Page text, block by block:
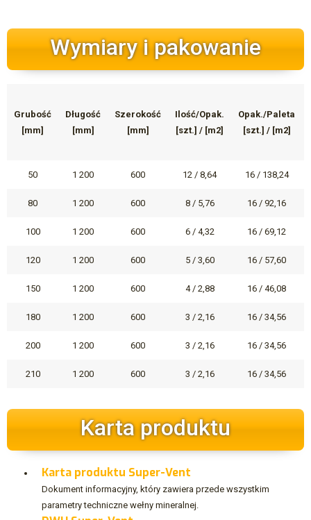
Wymiary i pakowanie
Grubość
[mm]
Długość
[mm]
Szerokość
[mm]
Ilość/Opak.
[szt.] / [m2]
Opak./Paleta
[szt.] / [m2]
50 1 200 600 12 / 8,64 16 / 138,24
80 1 200 600 8 / 5,76 16 / 92,16
100 1 200 600 6 / 4,32 16 / 69,12
120 1 200 600 5 / 3,60 16 / 57,60
150 1 200 600 4 / 2,88 16 / 46,08
180 1 200 600 3 / 2,16 16 / 34,56
200 1 200 600 3 / 2,16 16 / 34,56
210 1 200 600 3 / 2,16 16 / 34,56
Karta produktu
Karta produktu Super-Vent
Dokument informacyjny, który zawiera przede wszystkim
parametry techniczne wełny mineralnej.